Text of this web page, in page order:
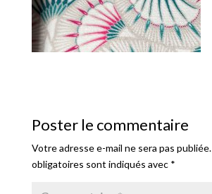
Poster le commentaire
Votre adresse e-mail ne sera pas publiée.
obligatoires sont indiqués avec *